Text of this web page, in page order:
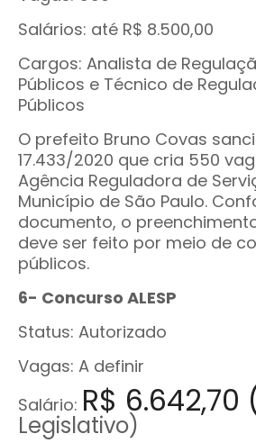
Salários: até R$ 8.500,00
Cargos: Analista de
Públicos e Técnico de
Públicos
O prefeito Bruno Covas
17.433/2020 que cria 550
Agência Reguladora de
Município de São Paulo.
documento, o
deve ser feito por meio de
públicos.
6- Concurso ALESP
Status: Autorizado
Vagas: A definir
Salário: R$ 6.642,70
Legislativo)